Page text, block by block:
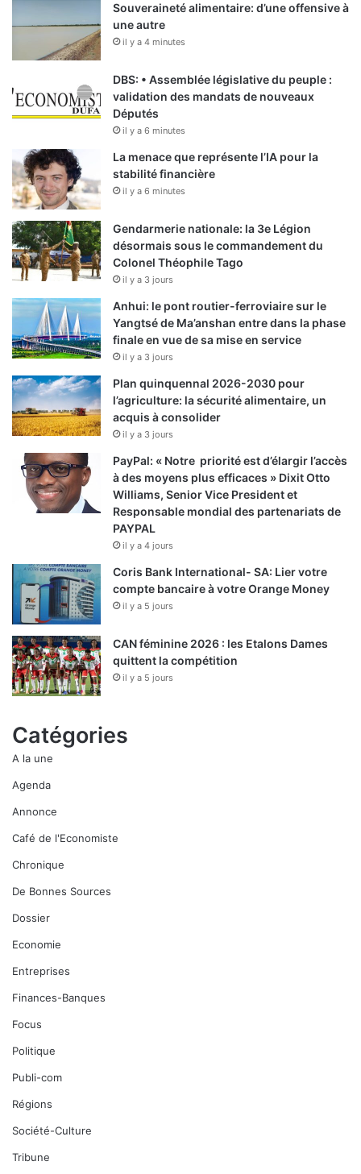
Souveraineté alimentaire: d’une offensive à
une autre
il y a 4 minutes
DBS: • Assemblée législative du peuple :
validation des mandats de nouveaux
Députés
il y a 6 minutes
La menace que représente l’IA pour la
stabilité financière
il y a 6 minutes
Gendarmerie nationale: la 3e Légion
désormais sous le commandement du
Colonel Théophile Tago
il y a 3 jours
Anhui: le pont routier-ferroviaire sur le
Yangtsé de Ma’anshan entre dans la phase
finale en vue de sa mise en service
il y a 3 jours
Plan quinquennal 2026-2030 pour
l’agriculture: la sécurité alimentaire, un
acquis à consolider
il y a 3 jours
PayPal: « Notre priorité est d’élargir l’accès
à des moyens plus efficaces » Dixit Otto
Williams, Senior Vice President et
Responsable mondial des partenariats de
PAYPAL
il y a 4 jours
Coris Bank International- SA: Lier votre
compte bancaire à votre Orange Money
il y a 5 jours
CAN féminine 2026 : les Etalons Dames
quittent la compétition
il y a 5 jours
Catégories
A la une
Agenda
Annonce
Café de l'Economiste
Chronique
De Bonnes Sources
Dossier
Economie
Entreprises
Finances-Banques
Focus
Politique
Publi-com
Régions
Société-Culture
Tribune